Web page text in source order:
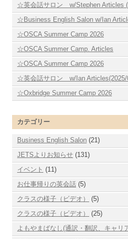
☆英会話サロン w/Stephen Articles
☆Business English Salon w/Ian
☆OSCA Summer Camp 2026
☆OSCA Summer Camp. Articles
☆OSCA Summer Camp 2026
☆英会話サロン w/Ian Articles(2025/
☆Oxbridge Summer Camp 2026
カテゴリー
Business English Salon (21)
JETSよりお知らせ (131)
イベント (11)
お仕事帰りの英会話 (5)
クラスの様子（ビデオ）
(5)
クラスの様子（ビデオ）
(25)
よもやまばなし(通訳・翻訳、キャリ